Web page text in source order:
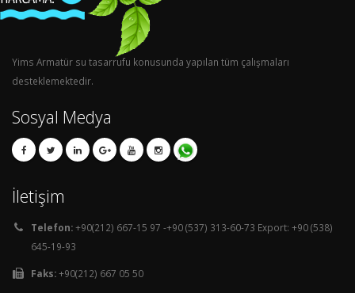
Yims Armatür su tasarrufu konusunda yapılan tüm çalışmaları
desteklemektedir.
Sosyal Medya
İletişim
Telefon:+90(212) 667-15 97 -+90 (537) 313-60-73 Export: +90 (538)
645-19-93
Faks:+90(212) 667 05 50